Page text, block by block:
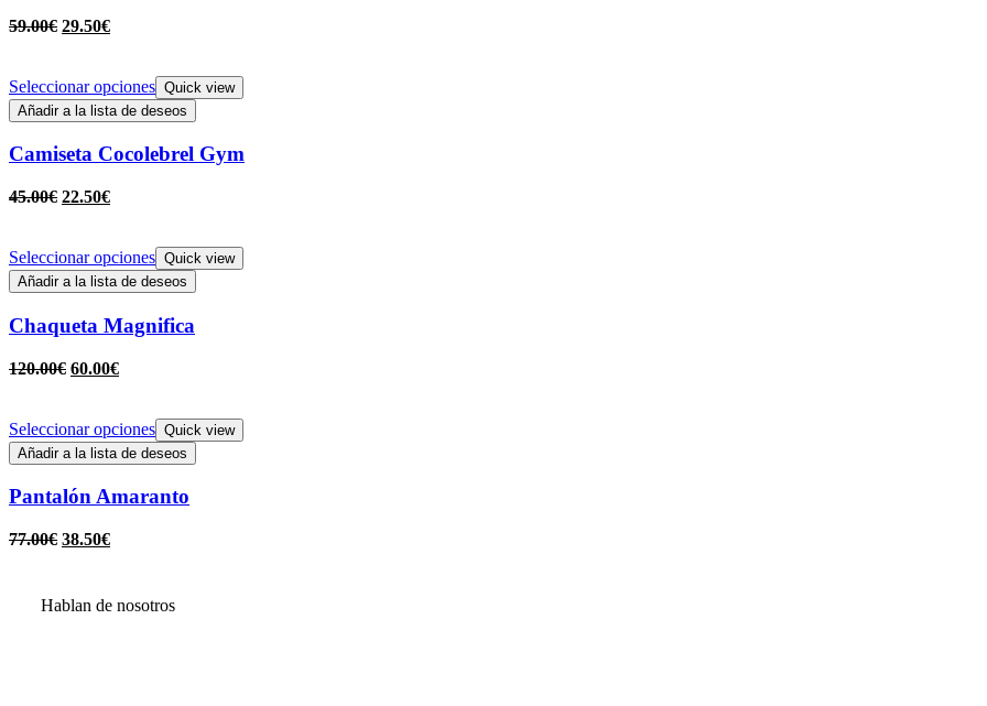
59.00€ 29.50€
Seleccionar opciones Quick view
Añadir a la lista de deseos
Camiseta Cocolebrel Gym
45.00€ 22.50€
Seleccionar opciones Quick view
Añadir a la lista de deseos
Chaqueta Magnifica
120.00€ 60.00€
Seleccionar opciones Quick view
Añadir a la lista de deseos
Pantalón Amaranto
77.00€ 38.50€
Hablan de nosotros